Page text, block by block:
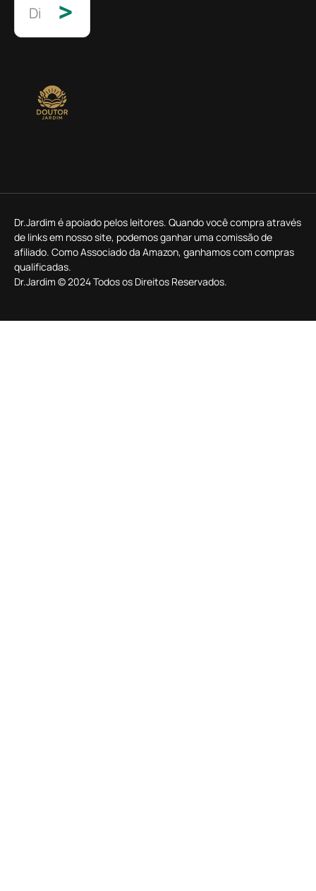
>
Dr.Jardim é apoiado pelos leitores. Quando você compra através
de links em nosso site, podemos ganhar uma comissão de
afiliado. Como Associado da Amazon, ganhamos com compras
qualificadas.
Dr.Jardim © 2024 Todos os Direitos Reservados.